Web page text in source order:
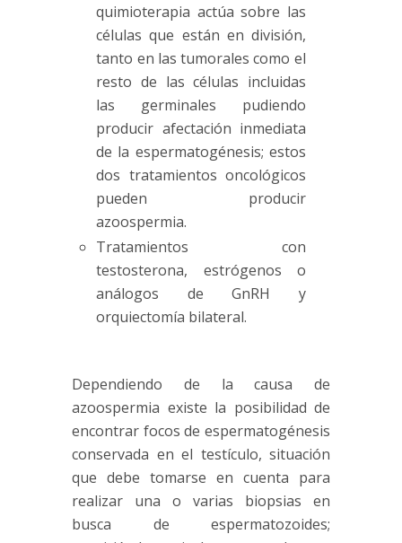
quimioterapia actúa sobre las
células que están en división,
tanto en las tumorales como el
resto de las células incluidas
las germinales pudiendo
producir afectación inmediata
de la espermatogénesis; estos
dos tratamientos oncológicos
pueden producir
azoospermia.
Tratamientos con
testosterona, estrógenos o
análogos de GnRH y
orquiectomía bilateral.
Dependiendo de la causa de
azoospermia existe la posibilidad de
encontrar focos de espermatogénesis
conservada en el testículo, situación
que debe tomarse en cuenta para
realizar una o varias biopsias en
busca de espermatozoides;